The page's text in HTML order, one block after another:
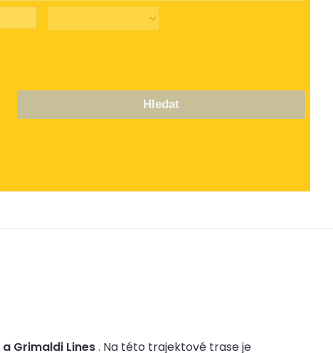
Hledat
Grimaldi Lines. Na této trajektové trase je